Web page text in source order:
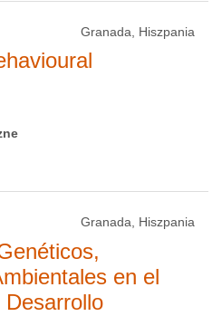
Granada, Hiszpania
Granada, Hiszpania
en el